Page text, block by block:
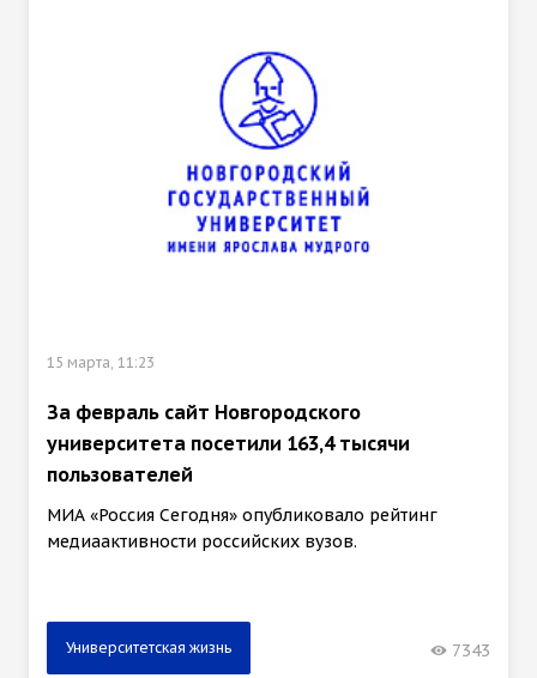
15 марта, 11:23
За февраль сайт Новгородского
университета посетили 163,4 тысячи
пользователей
МИА «Россия Сегодня» опубликовало рейтинг
медиаактивности российских вузов.
Университетская жизнь 7343